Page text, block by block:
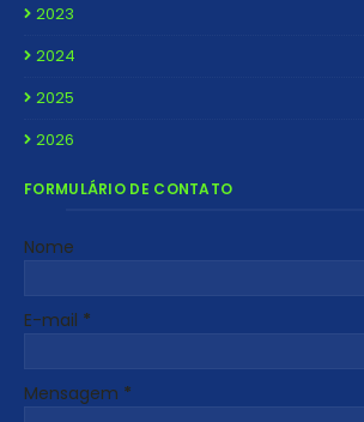
2023
2024
2025
2026
FORMULÁRIO DE CONTATO
Nome
E-mail *
Mensagem *